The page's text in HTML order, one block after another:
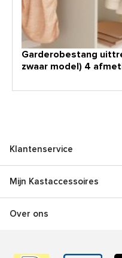
Garderobestang
zwaar model) 4
Klantenservice
Mijn Kastaccessoires
Over ons